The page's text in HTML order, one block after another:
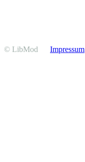
© LibMod Impressum